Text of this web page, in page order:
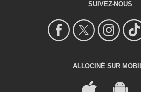
SUIVEZ-NOUS
ALLOCINÉ SUR